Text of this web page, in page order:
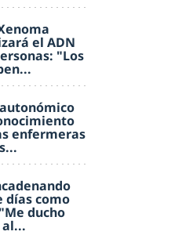
el ADN
"Los
enfermeras
días como
ducho